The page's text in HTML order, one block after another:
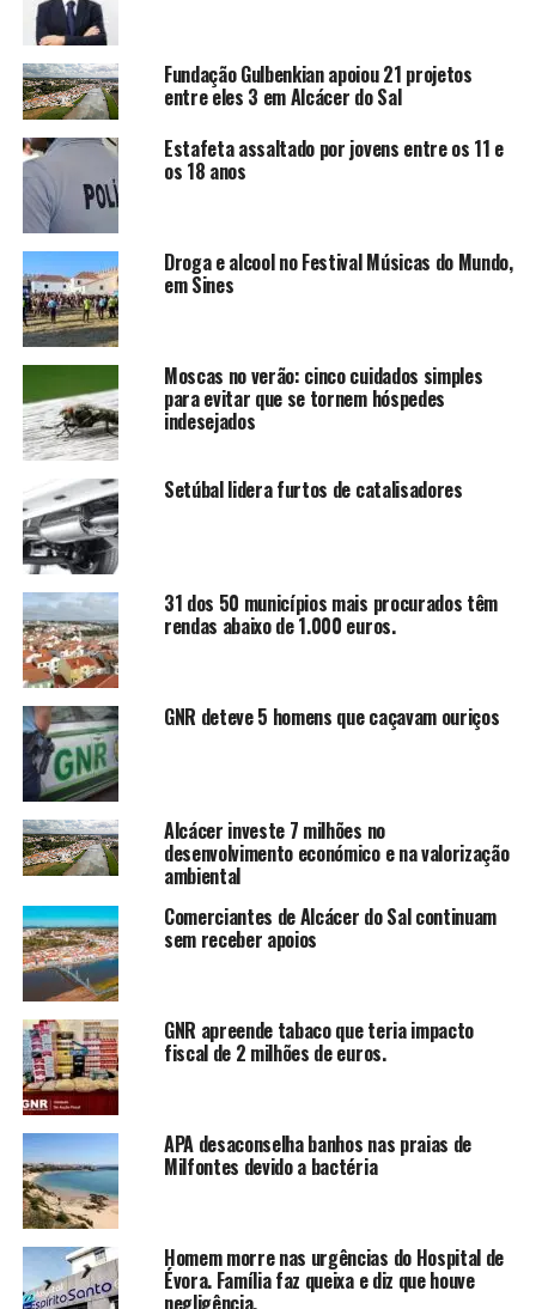
Fundação Gulbenkian apoiou 21 projetos
entre eles 3 em Alcácer do Sal
Estafeta assaltado por jovens entre os 11 e
os 18 anos
Droga e alcool no Festival Músicas do Mundo,
em Sines
Moscas no verão: cinco cuidados simples
para evitar que se tornem hóspedes
indesejados
Setúbal lidera furtos de catalisadores
31 dos 50 municípios mais procurados têm
rendas abaixo de 1.000 euros.
GNR deteve 5 homens que caçavam ouriços
Alcácer investe 7 milhões no
desenvolvimento económico e na valorização
ambiental
Comerciantes de Alcácer do Sal continuam
sem receber apoios
GNR apreende tabaco que teria impacto
fiscal de 2 milhões de euros.
APA desaconselha banhos nas praias de
Milfontes devido a bactéria
Homem morre nas urgências do Hospital de
Évora. Família faz queixa e diz que houve
negligência.